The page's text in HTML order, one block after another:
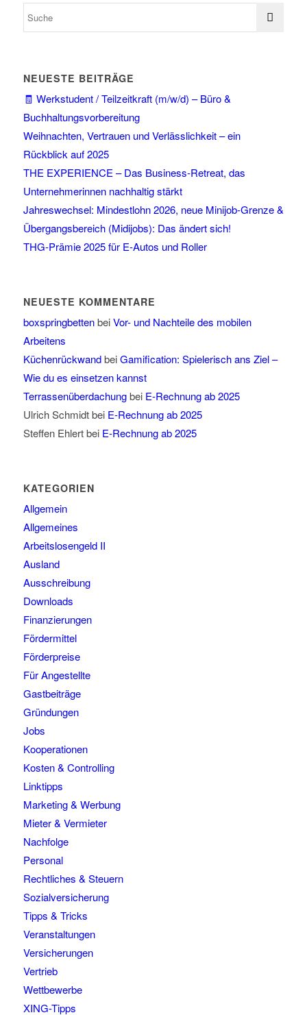
NEUESTE BEITRÄGE
🧾 Werkstudent / Teilzeitkraft (m/w/d) – Büro &
Buchhaltungsvorbereitung
Weihnachten, Vertrauen und Verlässlichkeit – ein
Rückblick auf 2025
THE EXPERIENCE – Das Business-Retreat, das
Unternehmerinnen nachhaltig stärkt
Jahreswechsel: Mindestlohn 2026, neue Minijob-Grenze &
Übergangsbereich (Midijobs): Das ändert sich!
THG-Prämie 2025 für E-Autos und Roller
NEUESTE KOMMENTARE
boxspringbettenbeiVor- und Nachteile des mobilen
Arbeitens
KüchenrückwandbeiGamification: Spielerisch ans Ziel –
Wie du es einsetzen kannst
Terrassenüberdachungbei E-Rechnung ab 2025
Ulrich Schmidtbei E-Rechnung ab 2025
Steffen Ehlertbei E-Rechnung ab 2025
KATEGORIEN
Allgemein
Allgemeines
Arbeitslosengeld II
Ausland
Ausschreibung
Downloads
Finanzierungen
Fördermittel
Förderpreise
Für Angestellte
Gastbeiträge
Gründungen
Jobs
Kooperationen
Kosten & Controlling
Linktipps
Marketing & Werbung
Mieter & Vermieter
Nachfolge
Personal
Rechtliches & Steuern
Sozialversicherung
Tipps & Tricks
Veranstaltungen
Versicherungen
Vertrieb
Wettbewerbe
XING-Tipps